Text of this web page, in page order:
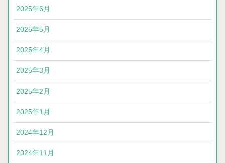
2025年6月
2025年5月
2025年4月
2025年3月
2025年2月
2025年1月
2024年12月
2024年11月